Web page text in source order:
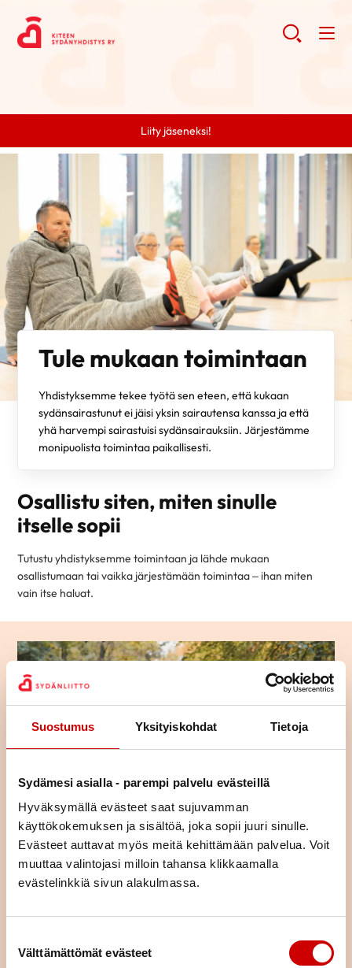
Suostumus Yksityiskohdat Tietoja
Sydämesi asialla - parempi palvelu evästeillä
Hyväksymällä evästeet saat sujuvamman
käyttökokemuksen ja sisältöä, joka sopii juuri sinulle.
Evästeet auttavat myös meitä kehittämään palvelua. Voit
muuttaa valintojasi milloin tahansa klikkaamalla
evästelinkkiä sivun alakulmassa.
Välttämättömät evästeet
Liity jäseneksi!
Tule mukaan toimintaan
Yhdistyksemme tekee työtä sen eteen, että kukaan
sydänsairastunut ei jäisi yksin sairautensa kanssa ja että
yhä harvempi sairastuisi sydänsairauksiin. Järjestämme
monipuolista toimintaa paikallisesti.
Osallistu siten, miten sinulle
itselle sopii
Tutustu yhdistyksemme toimintaan ja lähde mukaan
osallistumaan tai vaikka järjestämään toimintaa – ihan miten
vain itse haluat.
Liity jäseneksi
paikallista, alueellista ja valtakunnallista sydäntyötä.
tarjoamme mahdollisuuden kokemusten jakamiseen sekä